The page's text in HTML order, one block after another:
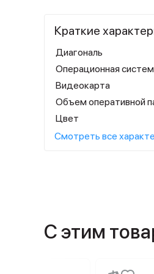
Краткие
Диагональ
Операционная
Видеокарта
Объем оперативной
Цвет
Смотреть все
С этим